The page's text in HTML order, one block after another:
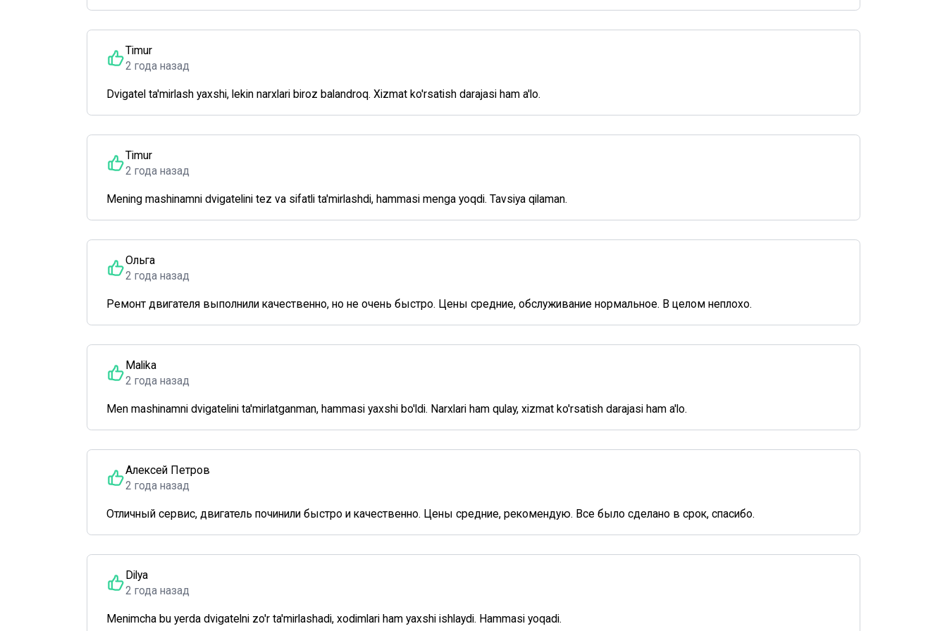
Timur
2 года назад
Dvigatel ta'mirlash yaxshi, lekin narxlari biroz balandroq. Xizmat ko'rsatish darajasi ham a'lo.
Timur
2 года назад
Mening mashinamni dvigatelini tez va sifatli ta'mirlashdi, hammasi menga yoqdi. Tavsiya qilaman.
Ольга
2 года назад
Ремонт двигателя выполнили качественно, но не очень быстро. Цены средние, обслуживание нормальное. В целом неплохо.
Malika
2 года назад
Men mashinamni dvigatelini ta'mirlatganman, hammasi yaxshi bo'ldi. Narxlari ham qulay, xizmat ko'rsatish darajasi ham a'lo.
Алексей Петров
2 года назад
Отличный сервис, двигатель починили быстро и качественно. Цены средние, рекомендую. Все было сделано в срок, спасибо.
Dilya
2 года назад
Menimcha bu yerda dvigatelni zo'r ta'mirlashadi, xodimlari ham yaxshi ishlaydi. Hammasi yoqadi.